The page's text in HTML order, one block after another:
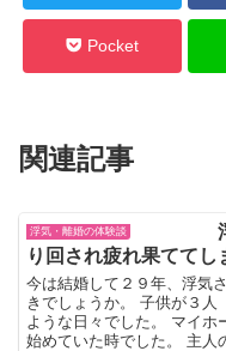
Pocket
関連記事
浮気・離婚の体験談
り回され疲れ果ててし
今は結婚して２９年、浮気
きでしょうか。 子供が３人
ような日々でした。 マイホ
始めていた時でした。 主人